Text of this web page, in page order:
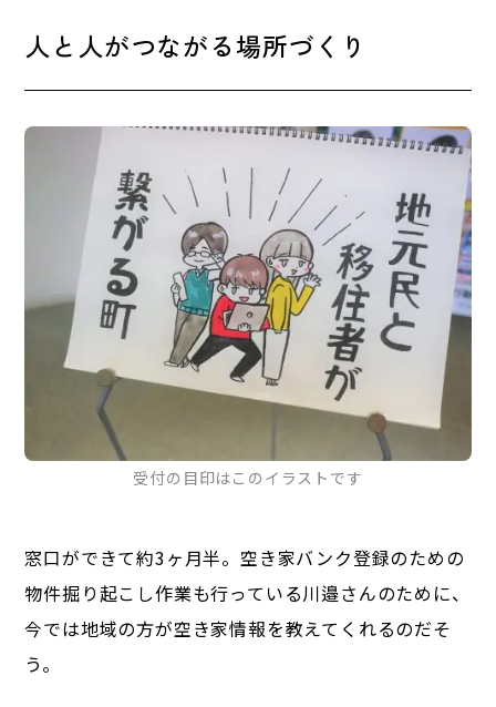
人と人がつながる場所づくり
受付の目印はこのイラストです
窓口ができて約3ヶ月半。空き家バンク登録のための
物件掘り起こし作業も行っている川邉さんのために、
今では地域の方が空き家情報を教えてくれるのだそ
う。